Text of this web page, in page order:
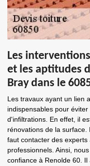
Les
et les aptitudes
Bray dans le
Les travaux ayant un lien
indispensables pour
d'infiltrations. En effet, il
rénovations de la
faut contacter des
professionnels. Ainsi,
confiance à Renolde 60.